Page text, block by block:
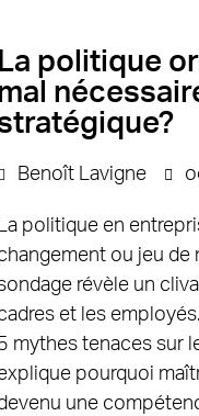
La politique
Benoît Lavigne
La politique en
ou jeu de
révèle un
et les
mythes tenaces sur
pourquoi
une